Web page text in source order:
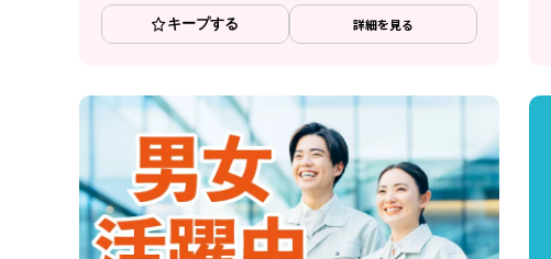
キープする 詳細を見る